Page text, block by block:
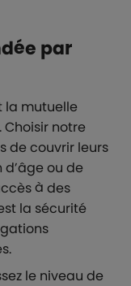
par
la mutuelle
notre
de couvrir leurs
ou de
à des
la sécurité
le niveau de